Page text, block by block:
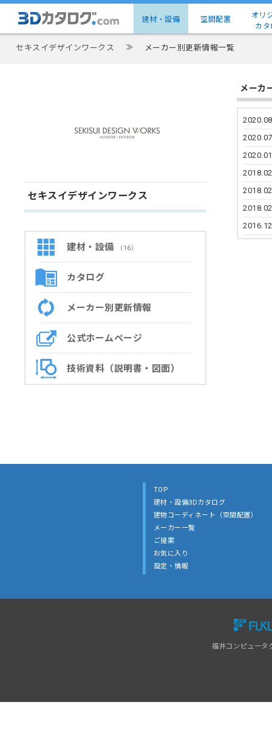
建材・設備 空間配置
オリ
カタ
セキスイデザインワークス ≫ メーカー別更新情報一覧
セキスイデザインワークス
建材・設備 （16）
カタログ
メーカー別更新情報
公式ホームページ
技術資料（説明書・図面）
メーカ
TOP
建材・設備3Dカタログ
建物コーディネート（空間配置）
メーカー一覧
ご提案
お気に入り
設定・情報
福井コンピュータ